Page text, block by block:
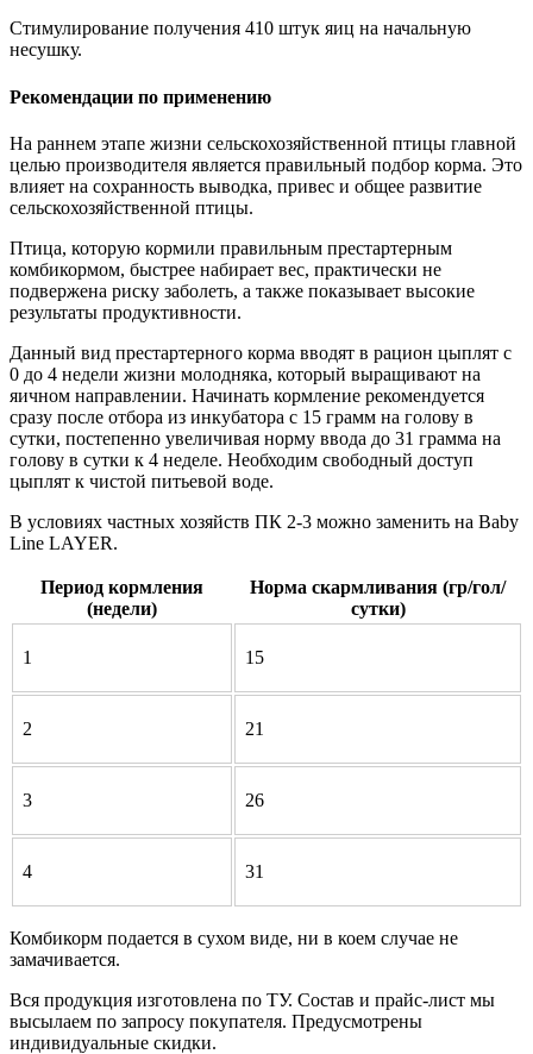
Стимулирование получения 410 штук яиц на начальную
несушку.
Рекомендации по применению
На раннем этапе жизни сельскохозяйственной птицы главной
целью производителя является правильный подбор корма. Это
влияет на сохранность выводка, привес и общее развитие
сельскохозяйственной птицы.
Птица, которую кормили правильным престартерным
комбикормом, быстрее набирает вес, практически не
подвержена риску заболеть, а также показывает высокие
результаты продуктивности.
Данный вид престартерного корма вводят в рацион цыплят с
0 до 4 недели жизни молодняка, который выращивают на
яичном направлении. Начинать кормление рекомендуется
сразу после отбора из инкубатора с 15 грамм на голову в
сутки, постепенно увеличивая норму ввода до 31 грамма на
голову в сутки к 4 неделе. Необходим свободный доступ
цыплят к чистой питьевой воде.
В условиях частных хозяйств ПК 2-3 можно заменить на Baby
Line LAYER.
Период кормления
(недели)
Норма скармливания (гр/гол/
сутки)
1 15
2 21
3 26
4 31
Комбикорм подается в сухом виде, ни в коем случае не
замачивается.
Вся продукция изготовлена по ТУ. Состав и прайс-лист мы
высылаем по запросу покупателя. Предусмотрены
индивидуальные скидки.